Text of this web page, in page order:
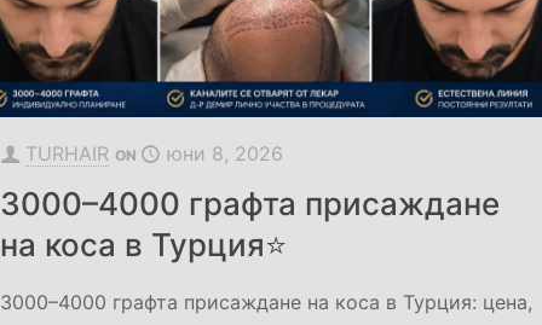
TURHAIR ON юни 8, 2026
3000–4000 графта присаждане
на коса в Турция⭐
3000–4000 графта присаждане на коса в Турция: цена,